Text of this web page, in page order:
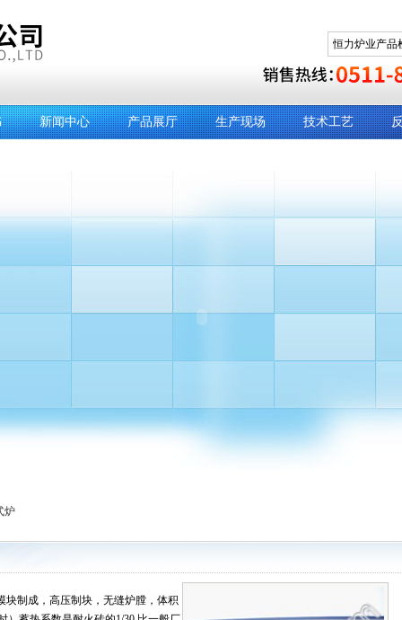
新闻中心 产品展厅 生产现场 技术工艺
炉
块制成，高压制块，无缝炉膛，体积